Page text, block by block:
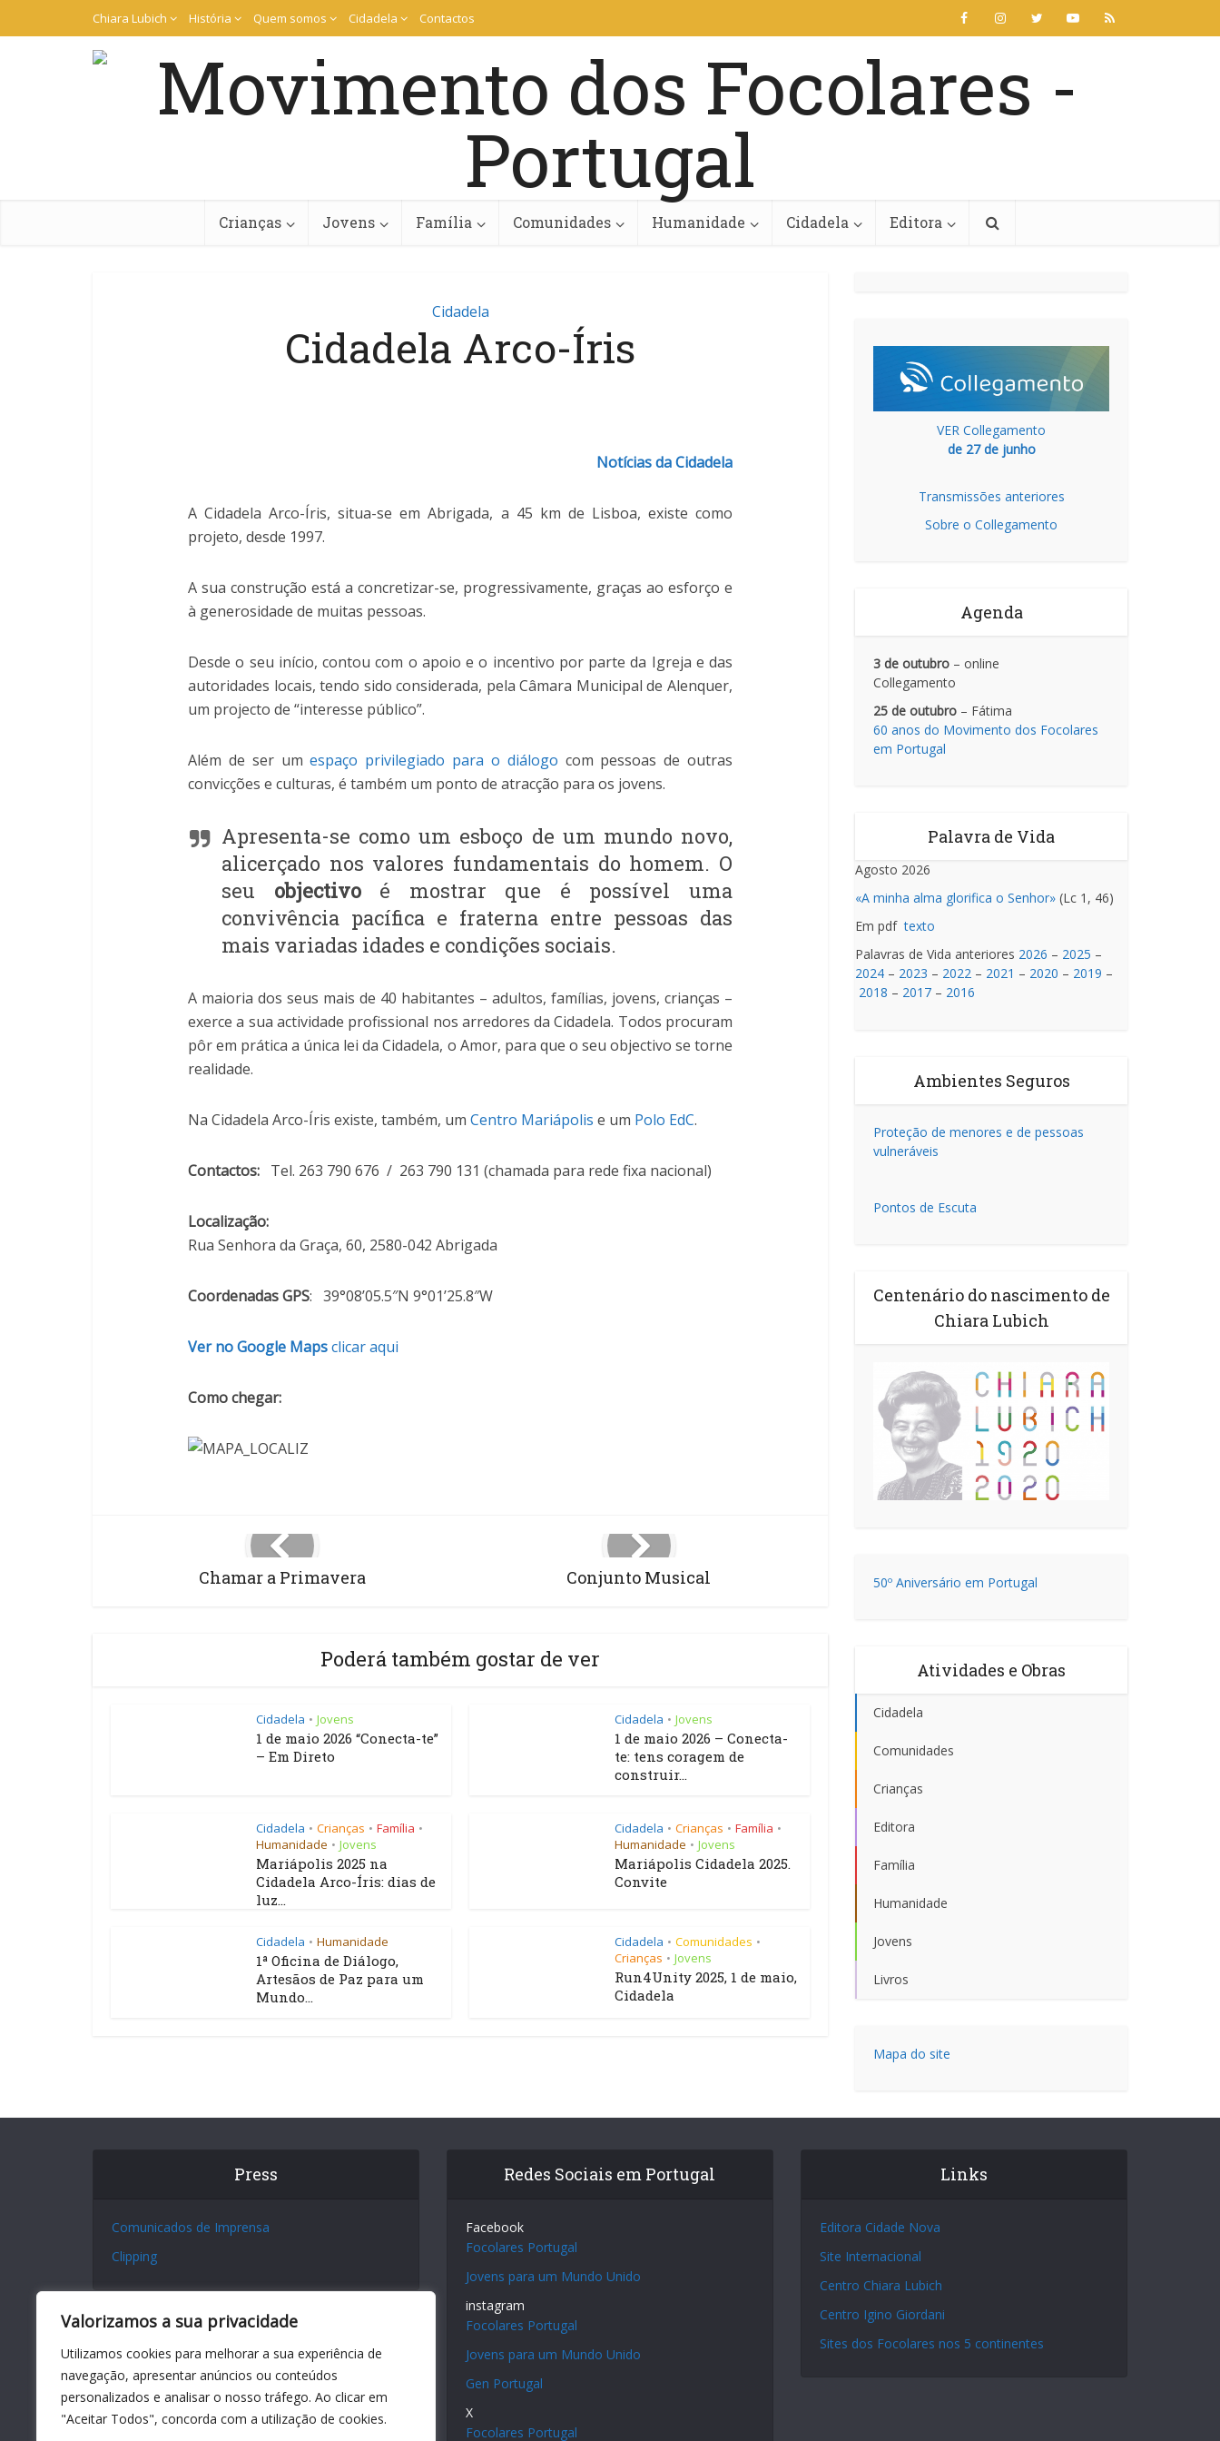
Valorizamos a sua privacidade
Utilizamos cookies para melhorar a sua experiência de
navegação, apresentar anúncios ou conteúdos
personalizados e analisar o nosso tráfego. Ao clicar em
"Aceitar Todos", concorda com a utilização de cookies.
Chiara Lubich História Quem somos Cidadela Contactos
Crianças Jovens Família Comunidades Humanidade Cidadela Editora
Cidadela
Cidadela Arco-Íris
Notícias da Cidadela
A Cidadela Arco-Íris, situa-se em Abrigada, a 45 km de Lisboa, existe como
projeto, desde 1997.
A sua construção está a concretizar-se, progressivamente, graças ao esforço e
à generosidade de muitas pessoas.
Desde o seu início, contou com o apoio e o incentivo por parte da Igreja e das
autoridades locais, tendo sido considerada, pela Câmara Municipal de Alenquer,
um projecto de “interesse público”.
Além de ser umespaço privilegiado para o diálogo com pessoas de outras
convicções e culturas, é também um ponto de atracção para os jovens.
Apresenta-se como um esboço de um mundo novo,
alicerçado nos valores fundamentais do homem. O
seu objectivoé mostrar que é possível uma
convivência pacífica e fraterna entre pessoas das
mais variadas idades e condições sociais.
A maioria dos seus mais de 40 habitantes – adultos, famílias, jovens, crianças –
exerce a sua actividade profissional nos arredores da Cidadela. Todos procuram
pôr em prática a única lei da Cidadela, o Amor, para que o seu objectivo se torne
realidade.
Na Cidadela Arco-Íris existe, também, um Centro Mariápolis e um Polo EdC.
Contactos: Tel. 263 790 676 / 263 790 131 (chamada para rede fixa nacional)
Localização:
Rua Senhora da Graça, 60, 2580-042 Abrigada
Coordenadas GPS: 39°08’05.5″N 9°01’25.8″W
Ver no Google Mapsclicar aqui
Como chegar:
Chamar a Primavera Conjunto Musical
Poderá também gostar de ver
Cidadela • Jovens
1 de maio 2026 “Conecta-te”
– Em Direto
Cidadela • Jovens
1 de maio 2026 – Conecta-
te: tens coragem de
construir...
Cidadela • Crianças • Família •
Humanidade • Jovens
Mariápolis 2025 na
Cidadela Arco-Íris: dias de
luz...
Cidadela • Crianças • Família •
Humanidade • Jovens
Mariápolis Cidadela 2025.
Convite
Cidadela • Humanidade
1ª Oficina de Diálogo,
Artesãos de Paz para um
Mundo...
Cidadela • Comunidades •
Crianças • Jovens
Run4Unity 2025, 1 de maio,
Cidadela
VER Collegamento
de 27 de junho
Transmissões anteriores
Sobre o Collegamento
Agenda
3 de outubro – online
Collegamento
25 de outubro – Fátima
60 anos do Movimento dos Focolares
em Portugal
Palavra de Vida
Agosto 2026
«A minha alma glorifica o Senhor» (Lc 1, 46)
Em pdftexto
Palavras de Vida anteriores 2026 – 2025 –
2024 – 2023 – 2022 – 2021 – 2020 – 2019 –
2018 – 2017 – 2016
Ambientes Seguros
Proteção de menores e de pessoas
vulneráveis
Pontos de Escuta
Centenário do nascimento de
Chiara Lubich
50º Aniversário em Portugal
Atividades e Obras
Cidadela
Comunidades
Crianças
Editora
Família
Humanidade
Jovens
Livros
Mapa do site
Press
Comunicados de Imprensa
Clipping
Redes Sociais em Portugal
Facebook
Focolares Portugal
Jovens para um Mundo Unido
instagram
Focolares Portugal
Jovens para um Mundo Unido
Gen Portugal
X
Focolares Portugal
Links
Editora Cidade Nova
Site Internacional
Centro Chiara Lubich
Centro Igino Giordani
Sites dos Focolares nos 5 continentes